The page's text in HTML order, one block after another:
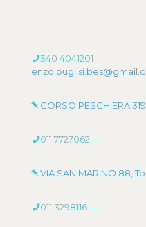
340 4041201
CORSO PESCHIERA
011 7727062 ---
VIA SAN MARINO 88,
011 3298116---